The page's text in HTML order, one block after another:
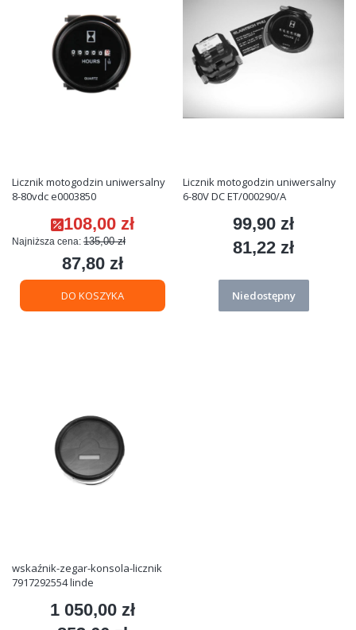
Licznik motogodzin uniwersalny
8-80vdc e0003850
Cena promocyjna
108,00 zł
Najniższa cena: 135,00 zł
Cena
87,80 zł
DO KOSZYKA
Licznik motogodzin uniwersalny
6-80V DC ET/000290/A
Cena
99,90 zł
Cena
81,22 zł
Niedostępny
wskaźnik-zegar-konsola-licznik
7917292554 linde
Cena
1 050,00 zł